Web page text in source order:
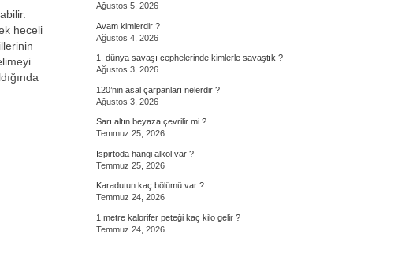
heceli
Ağustos 5, 2026
Avam kimlerdir ?
Ağustos 4, 2026
1. dünya savaşı cephelerinde kimlerle savaştık ?
Ağustos 3, 2026
120’nin asal çarpanları nelerdir ?
Ağustos 3, 2026
Sarı altın beyaza çevrilir mi ?
Temmuz 25, 2026
Ispirtoda hangi alkol var ?
Temmuz 25, 2026
Karadutun kaç bölümü var ?
Temmuz 24, 2026
1 metre kalorifer peteği kaç kilo gelir ?
Temmuz 24, 2026